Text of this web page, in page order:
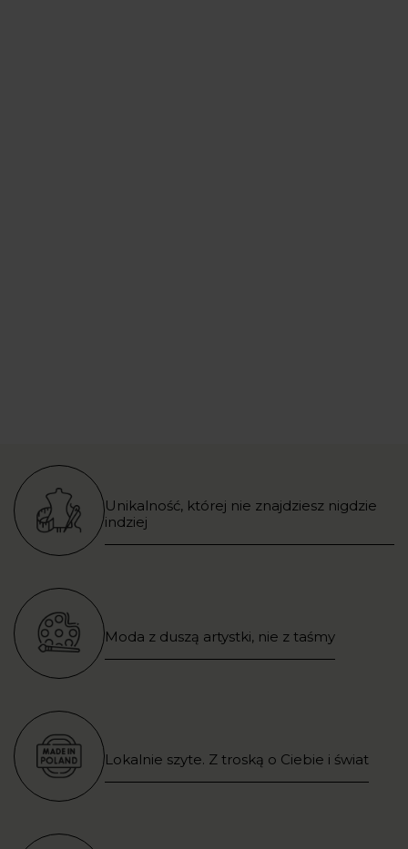
Unikalność, której nie znajdziesz nigdzie
indziej
Moda z duszą artystki, nie z taśmy
Lokalnie szyte. Z troską o Ciebie i świat